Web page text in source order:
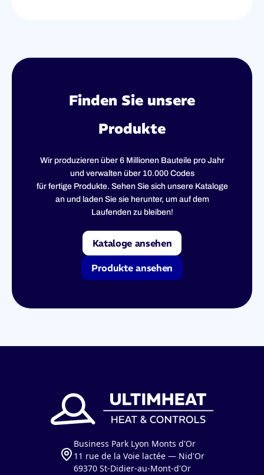
Finden Sie unsere
Produkte
Wir produzieren über 6 Millionen Bauteile pro Jahr
und verwalten über 10.000 Codes
für fertige Produkte. Sehen Sie sich unsere Kataloge
an und laden Sie sie herunter, um auf dem
Laufenden zu bleiben!
Kataloge ansehen
Produkte ansehen
Business Park Lyon Monts d'Or
11 rue de la Voie lactée — Nid'Or
69370 St-Didier-au-Mont-d'Or